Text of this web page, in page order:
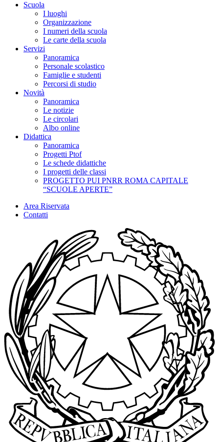
Scuola
I luoghi
Organizzazione
I numeri della scuola
Le carte della scuola
Servizi
Panoramica
Personale scolastico
Famiglie e studenti
Percorsi di studio
Novità
Panoramica
Le notizie
Le circolari
Albo online
Didattica
Panoramica
Progetti Ptof
Le schede didattiche
I progetti delle classi
PROGETTO PUI PNRR ROMA CAPITALE
“SCUOLE APERTE”
Area Riservata
Contatti